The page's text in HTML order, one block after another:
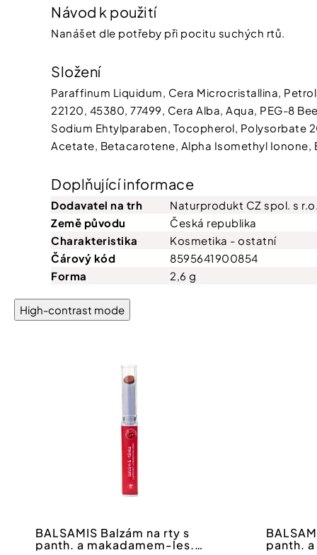
Návod k použití
Nanášet dle potřeby při pocitu suchých rtů.
Složení
Paraffinum Liquidum, Cera Microcristallina,
22120, 45380, 77499, Cera Alba, Aqua, PEG-8
Sodium Ehtylparaben, Tocopherol, Polysorbate
Acetate, Betacarotene, Alpha Isomethyl Ionone,
Doplňující informace
Dodavatel na trh
Naturprodukt CZ spol. s r.o.
Země původu
Česká republika
Charakteristika
Kosmetika - ostatní
Čárový kód
8595641900854
Forma
2,6 g
High-contrast mode
BALSAMIS Balzám na rty s
panth. a makadamem-les.
panth.